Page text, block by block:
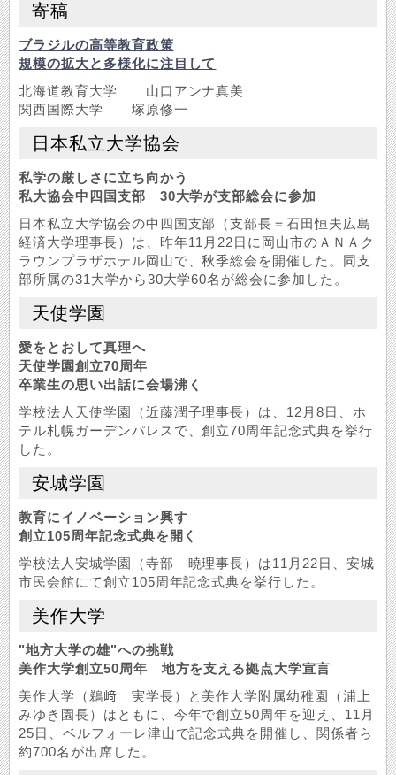
寄稿
ブラジルの高等教育政策
規模の拡大と多様化に注目して
北海道教育大学 山口アンナ真美
関西国際大学 塚原修一
日本私立大学協会
私学の厳しさに立ち向かう
私大協会中四国支部 30大学が支部総会に参加
日本私立大学協会の中四国支部（支部長＝石田恒夫広島
経済大学理事長）は、昨年11月22日に岡山市のＡＮＡク
ラウンプラザホテル岡山で、秋季総会を開催した。同支
部所属の31大学から30大学60名が総会に参加した。
天使学園
愛をとおして真理へ
天使学園創立70周年
卒業生の思い出話に会場沸く
学校法人天使学園（近藤潤子理事長）は、12月8日、ホ
テル札幌ガーデンパレスで、創立70周年記念式典を挙行
した。
安城学園
教育にイノベーション興す
創立105周年記念式典を開く
学校法人安城学園（寺部 曉理事長）は11月22日、安城
市民会館にて創立105周年記念式典を挙行した。
美作大学
"地方大学の雄"への挑戦
美作大学創立50周年 地方を支える拠点大学宣言
美作大学（鵜﨑 実学長）と美作大学附属幼稚園（浦上
みゆき園長）はともに、今年で創立50周年を迎え、11月
25日、ベルフォーレ津山で記念式典を開催し、関係者ら
約700名が出席した。